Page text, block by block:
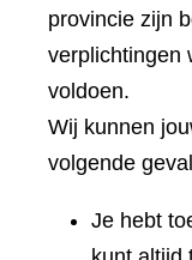
provincie zijn
verplichtingen
voldoen.
Wij kunnen
volgende
Je hebt